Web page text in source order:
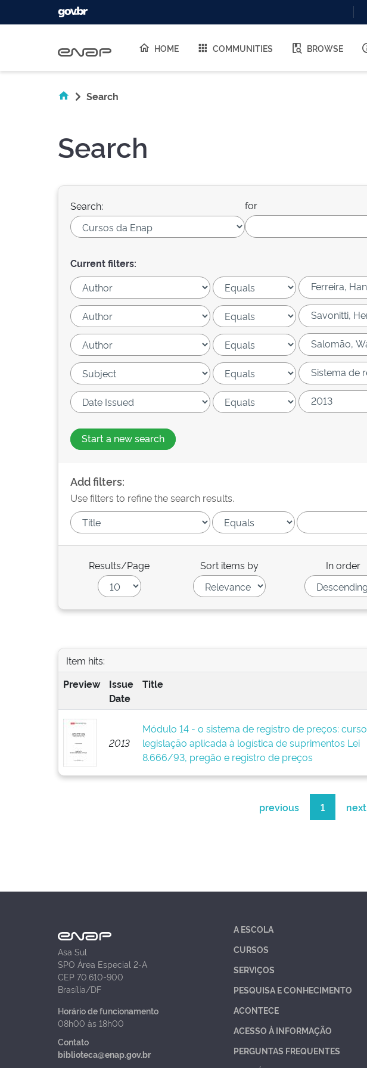
HOME COMMUNITIES BROWSE
Search
Search
Search: for
Current filters:
Start a new search
Add filters:
Use filters to refine the search results.
Results/Page Sort items by In order
Item hits:
Preview
Issue
Date
Title
2013
Módulo 14 - o sistema de registro de preços: curso
legislação aplicada à logística de suprimentos Lei
8.666/93, pregão e registro de preços
previous 1 next
Asa Sul
SPO Área Especial 2-A
CEP 70.610-900
Brasília/DF
Horário de funcionamento
08h00 às 18h00
Contato
biblioteca@enap.gov.br
A ESCOLA
CURSOS
SERVIÇOS
PESQUISA E CONHECIMENTO
ACONTECE
ACESSO À INFORMAÇÃO
PERGUNTAS FREQUENTES